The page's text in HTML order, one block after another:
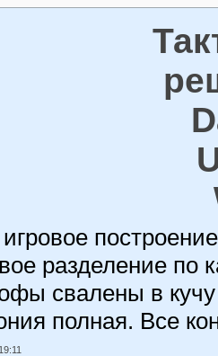
разделение по
свалены в
полная. Все